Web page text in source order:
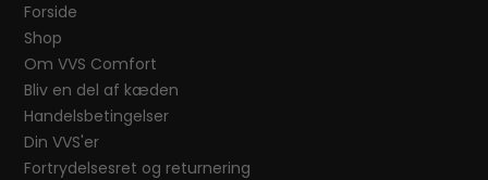
Forside
Shop
Om VVS Comfort
Bliv en del af kæden
Handelsbetingelser
Din VVS'er
Fortrydelsesret og returnering